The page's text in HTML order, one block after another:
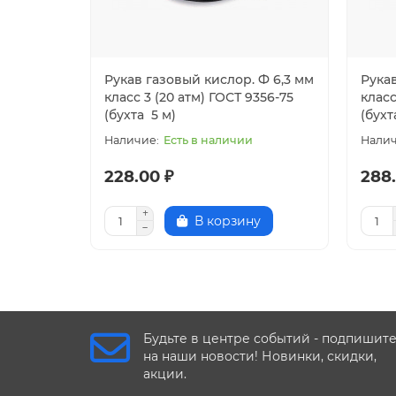
Рукав газовый кислор. Ф 6,3 мм
класс 3 (20 атм) ГОСТ 9356-75
(бухта 5 м)
Есть в наличии
228.00 ₽
В корзину
Будьте в центре событий -
на наши новости! Новинки, скидки,
акции.